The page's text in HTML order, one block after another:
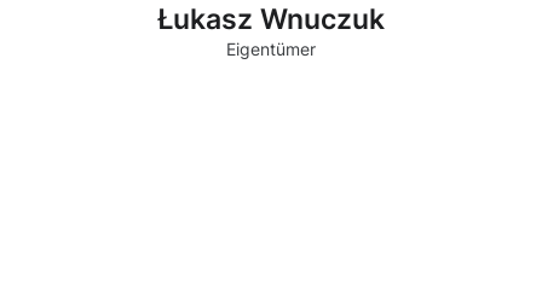
Łukasz Wnuczuk
Eigentümer